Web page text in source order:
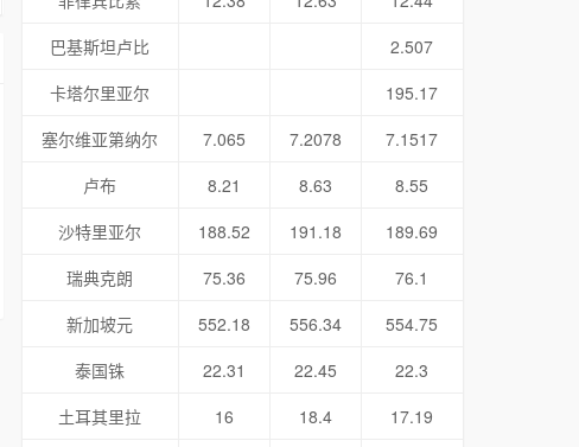
巴基斯坦卢比
2.507
卡塔尔里亚尔
195.17
塞尔维亚第纳尔
7.065 7.2078
7.1517
卢布
8.21 8.63
8.55
沙特里亚尔
188.52 191.18
189.69
瑞典克朗
75.36 75.96
76.1
新加坡元
552.18 556.34
554.75
泰国铢
22.31 22.45
22.3
土耳其里拉
16 18.4
17.19